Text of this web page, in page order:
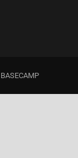
BASECAMP